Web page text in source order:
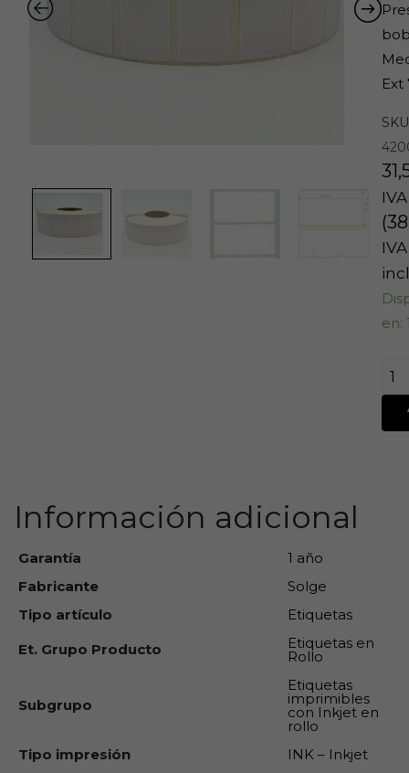
Ext
IVA
(
IVA
en:
Información adicional
Garantía
1 año
Fabricante
Solge
Tipo artículo
Etiquetas
Et. Grupo Producto
Etiquetas en
Rollo
Subgrupo
Etiquetas
imprimibles
con Inkjet en
rollo
Tipo impresión
INK – Inkjet